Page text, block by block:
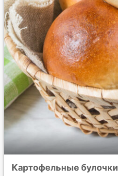
Картофельные булочки